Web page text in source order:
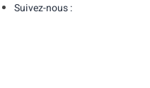
Suivez-nous :